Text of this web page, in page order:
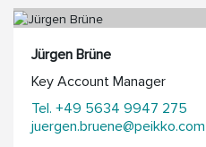
Jürgen Brüne
Key Account Manager
Tel. +49 5634 9947 275
juergen.bruene@peikko.com